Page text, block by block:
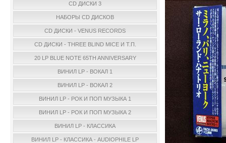
CD ДИСКИ 3
НАБОРЫ CD ДИСКОВ
CD ДИСКИ - VENUS RECORDS
CD ДИСКИ - THREE BLIND MICE И Т.П.
20 LP BLUE NOTE 65TH ANNIVERSARY
ВИНИЛ LP - ВОКАЛ 1
ВИНИЛ LP - ВОКАЛ 2
ВИНИЛ LP - РОК И ПОП МУЗЫКА 1
ВИНИЛ LP - РОК И ПОП МУЗЫКА 2
ВИНИЛ LP - КЛАССИКА
ВИНИЛ LP - КЛАССИКА - AUDIOPHILE LP